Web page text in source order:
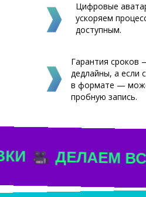
Цифровые
ускоряем
доступным.
Гарантия
дедлайны, а если
в формате —
пробную запись.
ДЕЛАЕМ ВСЕ ОТ